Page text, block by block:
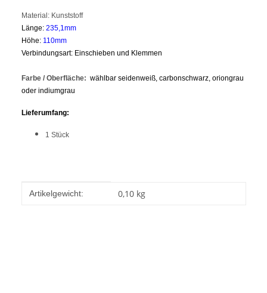
Material: Kunststoff
Länge: 235,1mm
Höhe: 110mm
Verbindungsart: Einschieben und Klemmen
Farbe / Oberfläche: wählbar seidenweiß, carbonschwarz, oriongrau
oder indiumgrau
Lieferumfang:
1 Stück
Produkteigenschaft
Wert
Artikelgewicht: 0,10 kg